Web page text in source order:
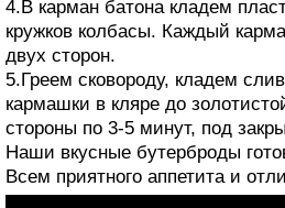
4.В карман батона кладем
кружков колбасы. Каждый
двух сторон.
5.Греем сковороду, кладем
кармашки в кляре до
стороны по 3-5 минут, под
Наши вкусные бутерброды
Всем приятного аппетита и